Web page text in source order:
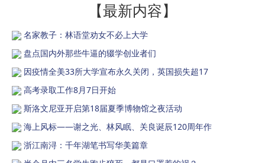
【最新内容】
名家教子：林语堂劝女不必上大学
盘点国内外那些牛逼的辍学创业者们
因疫情全美33所大学宣布永久关闭，英国损失超17
高考录取工作8月7日开始
斯洛文尼亚开启第18届夏季博物馆之夜活动
海上风标——谢之光、林风眠、关良诞辰120周年作
浙江南浔：千年湖笔书写华美篇章